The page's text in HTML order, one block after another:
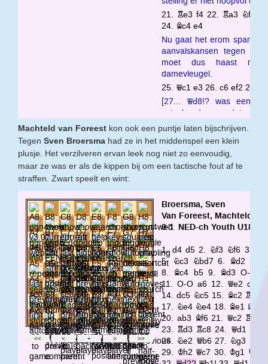
Machteld van Foreest kon ook een puntje laten bijschrijven.
Tegen Sven Broersma had ze in het middenspel een klein
plusje. Het verzilveren ervan leek nog niet zo eenvoudig,
maar ze was er als de kippen bij om een tactische fout af te
straffen. Zwart speelt en wint: